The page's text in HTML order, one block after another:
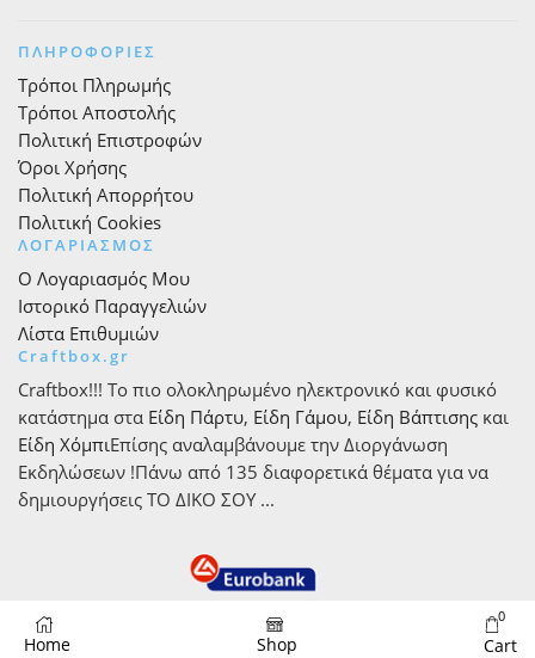
ΠΛΗΡΟΦΟΡΙΕΣ
Τρόποι Πληρωμής
Τρόποι Αποστολής
Πολιτική Επιστροφών
Όροι Χρήσης
Πολιτική Απορρήτου
Πολιτική Cookies
ΛΟΓΑΡΙΑΣΜΟΣ
Ο Λογαριασμός Μου
Ιστορικό Παραγγελιών
Λίστα Επιθυμιών
Craftbox.gr
Craftbox!!! Το πιο ολοκληρωμένο ηλεκτρονικό και φυσικό
κατάστημα στα Είδη Πάρτυ, Είδη Γάμου, Είδη Βάπτισης και
Είδη ΧόμπιΕπίσης αναλαμβάνουμε την Διοργάνωση
Εκδηλώσεων !Πάνω από 135 διαφορετικά θέματα για να
δημιουργήσεις ΤΟ ΔΙΚΟ ΣΟΥ ...
Home Shop
0
Cart